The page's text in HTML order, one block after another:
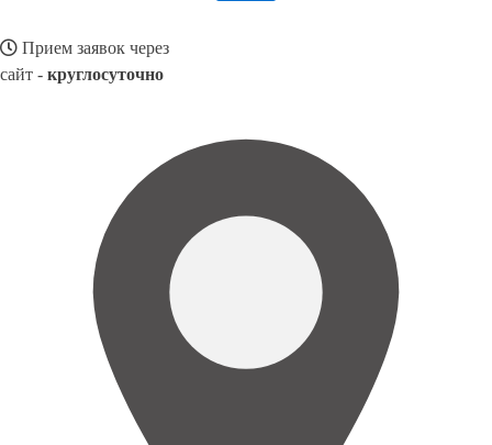
Прием заявок через
сайт - круглосуточно